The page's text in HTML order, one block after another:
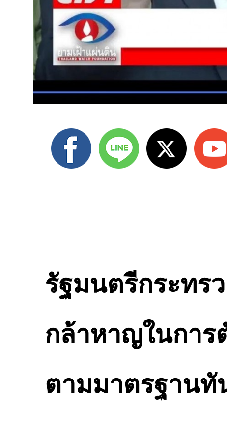
รัฐมนตรีกระทร
กล้าหาญในการ
ตามมาตรฐานทั